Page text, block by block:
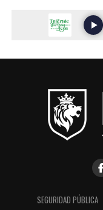
SEGURIDAD PÚBLICA